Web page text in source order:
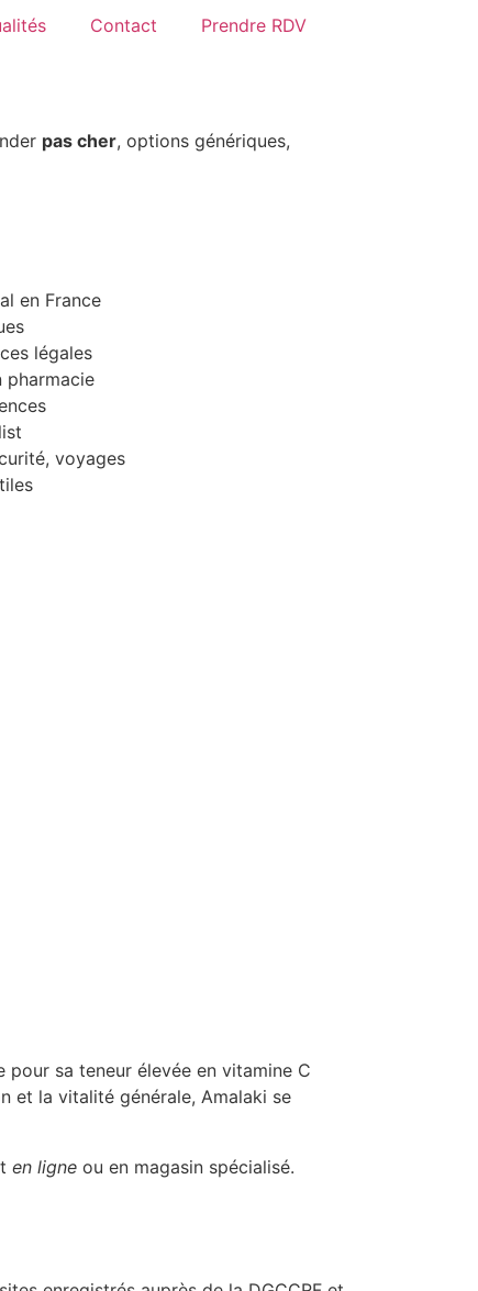
Contact Prendre RDV
pas cher, options génériques,
en France
légales
pharmacie
voyages
sa teneur élevée en vitamine C
et la vitalité générale, Amalaki se
en ligne ou en magasin spécialisé.